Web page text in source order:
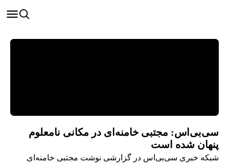
سی‌بی‌اس: مجتبی خامنه‌ای در مکانی نامعلوم
پنهان شده است
شبکه خبری سی‌بی‌اس در گزارشی نوشت مجتبی خامنه‌ای